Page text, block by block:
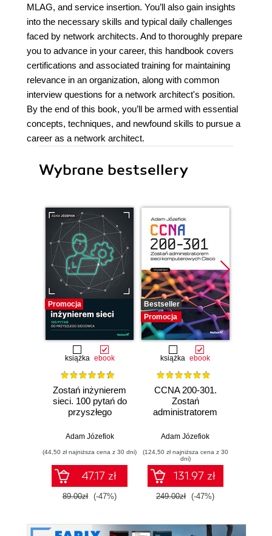
MLAG, and service insertion. You’ll also gain insights
into the necessary skills and typical daily challenges
faced by network architects. And to thoroughly prepare
you to advance in your career, this handbook covers
certifications and associated training for maintaining
relevance in an organization, along with common
interview questions for a network architect's position.
By the end of this book, you’ll be armed with essential
concepts, techniques, and newfound skills to pursue a
career as a network architect.
Wybrane bestsellery
Promocja
książka ebook
Zostań inżynierem
sieci. 100 pytań do
przyszłego
Adam Józefiok
(44,50 zł najniższa cena z 30 dni)
47.17 zł
89.00zł (-47%)
Bestseller
Promocja
książka ebook
CCNA 200-301.
Zostań
administratorem
komputerowych
Adam Józefiok
(124,50 zł najniższa cena z 30
dni)
131.97 zł
249.00zł (-47%)